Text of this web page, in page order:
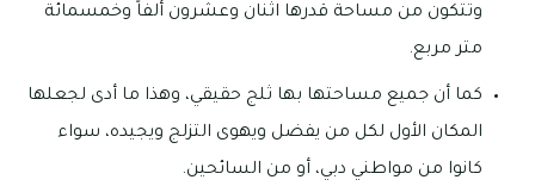
وتتكون من مساحة قدرها اثنان وعشرون ألفاً وخمسمائة
متر مربع.
كما أن جميع مساحتها بها ثلج حقيقي، وهذا ما أدى لجعلها
المكان الأول لكل من يفضل ويهوى التزلج ويجيده، سواء
كانوا من مواطني دبي، أو من السائحين.